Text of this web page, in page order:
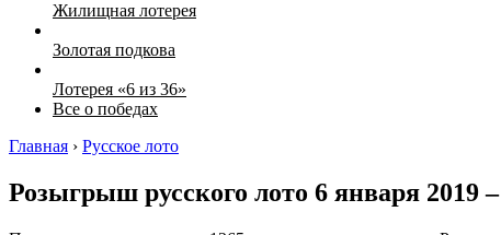
Жилищная лотерея
Золотая подкова
Лотерея «6 из 36»
Все о победах
Главная › Русское лото
Розыгрыш русского лото 6 января 2019